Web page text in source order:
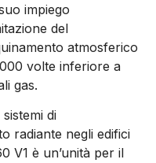
impiego
del
atmosferico
volte inferiore a
gas.
di
radiante negli edifici
V1 è un’unità per il